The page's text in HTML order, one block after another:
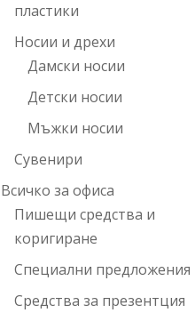
пластики
Носии и дрехи
Дамски носии
Детски носии
Мъжки носии
Сувенири
Всичко за офиса
Пишещи средства и
коригиране
Специални предложения
Средства за презентция